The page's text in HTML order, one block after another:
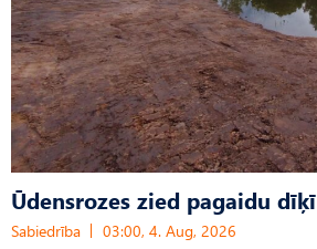
Ūdensrozes zied pagaidu dīķī
Sabiedrība 03:00, 4. Aug, 2026